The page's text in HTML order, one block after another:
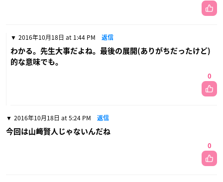
2016年10月18日 at 1:44 PM 返信
わかる。先生大事だよね。最後の展開(ありがちだったけど)
的な意味でも。
0
2016年10月18日 at 5:24 PM 返信
今回は山﨑賢人じゃないんだね
0